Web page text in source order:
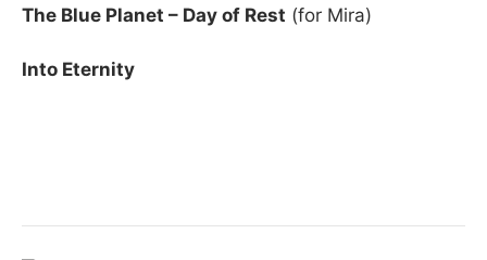
The Blue Planet – Day of Rest (for Mira)
Into Eternity